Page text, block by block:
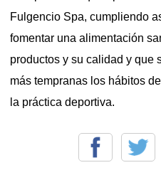
Fulgencio Spa, cumpliendo
fomentar una alimentación
productos y su calidad y que
más tempranas los hábitos
la práctica deportiva.